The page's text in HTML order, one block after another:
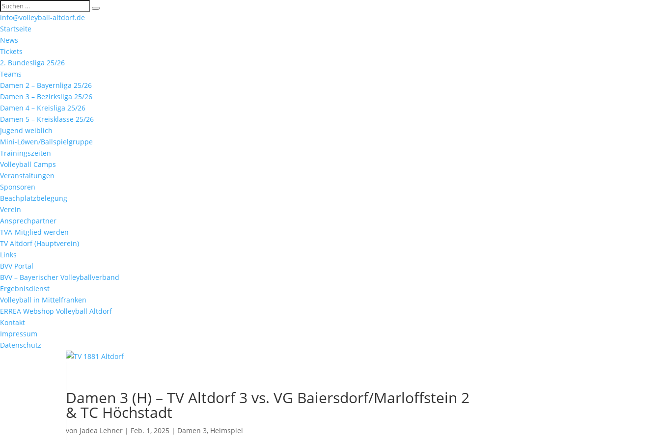
info@volleyball-altdorf.de
Startseite
News
Tickets
2. Bundesliga 25/26
Teams
Damen 2 – Bayernliga 25/26
Damen 3 – Bezirksliga 25/26
Damen 4 – Kreisliga 25/26
Damen 5 – Kreisklasse 25/26
Jugend weiblich
Mini-Löwen/Ballspielgruppe
Trainingszeiten
Volleyball Camps
Veranstaltungen
Sponsoren
Beachplatzbelegung
Verein
Ansprechpartner
TVA-Mitglied werden
TV Altdorf (Hauptverein)
Links
BVV Portal
BVV – Bayerischer Volleyballverband
Ergebnisdienst
Volleyball in Mittelfranken
ERREA Webshop Volleyball Altdorf
Kontakt
Impressum
Datenschutz
Damen 3 (H) – TV Altdorf 3 vs. VG Baiersdorf/Marloffstein 2
& TC Höchstadt
von Jadea Lehner | Feb. 1, 2025 | Damen 3, Heimspiel